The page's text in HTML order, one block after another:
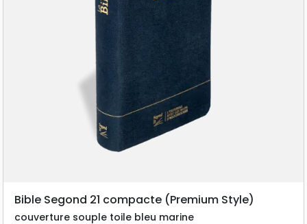
Bible Segond 21 compacte (Premium Style)
couverture souple toile bleu marine